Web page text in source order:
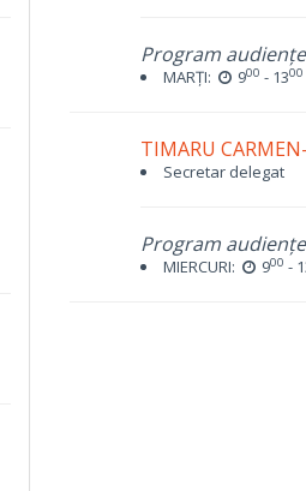
Program
MARȚI: 900 - 1300
TIMARU
Secretar delegat
Program
MIERCURI: 900 -